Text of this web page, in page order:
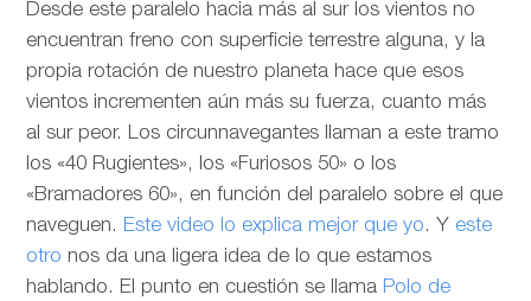
Desde este paralelo hacia más al sur los vientos no
encuentran freno con superficie terrestre alguna, y la
propia rotación de nuestro planeta hace que esos
vientos incrementen aún más su fuerza, cuanto más
al sur peor. Los circunnavegantes llaman a este tramo
los «40 Rugientes», los «Furiosos 50» o los
«Bramadores 60», en función del paralelo sobre el que
naveguen. Este video lo explica mejor que yo. Y este
otro nos da una ligera idea de lo que estamos
hablando. El punto en cuestión se llama Polo de